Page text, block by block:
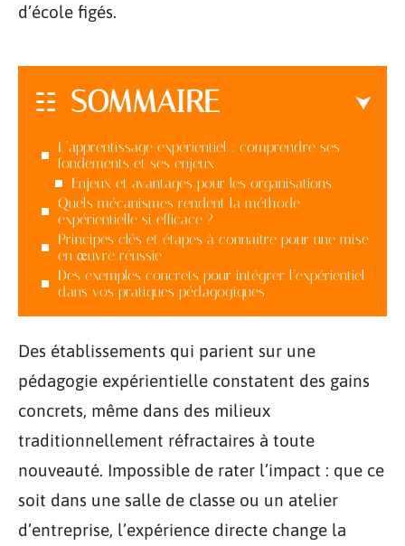
d’école figés.
SOMMAIRE
L’apprentissage expérientiel : comprendre ses
fondements et ses enjeux
Enjeux et avantages pour les organisations
Quels mécanismes rendent la méthode
expérientielle si efficace ?
Principes clés et étapes à connaître pour une mise
en œuvre réussie
Des exemples concrets pour intégrer l’expérientiel
dans vos pratiques pédagogiques
Des établissements qui parient sur une
pédagogie expérientielle constatent des gains
concrets, même dans des milieux
traditionnellement réfractaires à toute
nouveauté. Impossible de rater l’impact : que ce
soit dans une salle de classe ou un atelier
d’entreprise, l’expérience directe change la